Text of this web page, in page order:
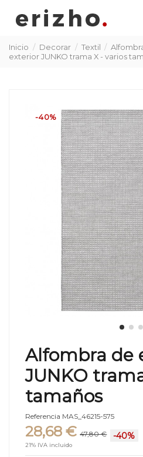
Inicio Decorar Textil
exterior JUNKO trama X - varios
-40%
Alfombra de
JUNKO
tamaños
Referencia MAS_46215-575
28,68 € 47,80 € -40%
21% IVA incluido